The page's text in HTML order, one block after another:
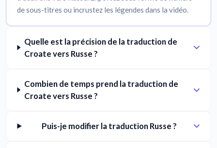
de sous-titres ou incrustez les légendes dans la vidéo.
Quelle est la précision de la traduction de
Croate vers Russe ?
Combien de temps prend la traduction de
Croate vers Russe ?
Puis-je modifier la traduction Russe ?